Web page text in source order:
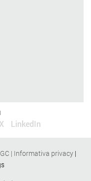
X LinkedIn
| Informativa privacy |